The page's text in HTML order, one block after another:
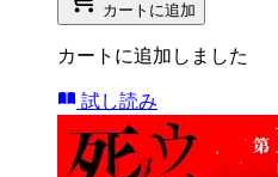
カートに追加
カートに追加しました
試し読み